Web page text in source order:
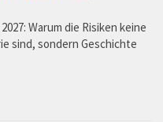
Warum die Risiken keine
sind, sondern Geschichte